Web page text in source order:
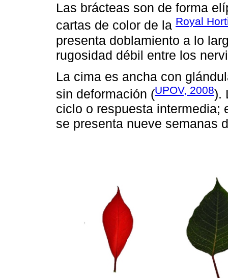
Las brácteas son de forma
cartas de color de la Royal
presenta doblamiento a lo
rugosidad débil entre los
La cima es ancha con
sin deformación (UPOV, 2008).
ciclo o respuesta intermedia;
se presenta nueve semanas